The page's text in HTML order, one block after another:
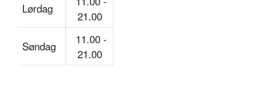
Lørdag
21.00
Søndag
11.00 -
21.00